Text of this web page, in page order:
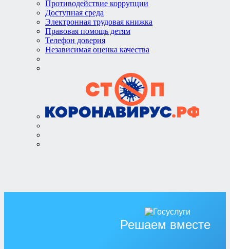
Противодействие коррупции
Доступная среда
Электронная трудовая книжка
Правовая помощь детям
Телефон доверия
Независимая оценка качества
Решаем вместе